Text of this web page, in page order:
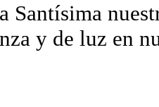
y de luz en